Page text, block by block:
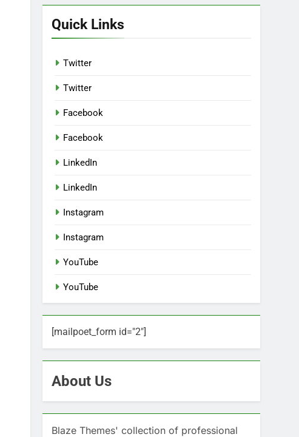
Quick Links
Twitter
Twitter
Facebook
Facebook
LinkedIn
LinkedIn
Instagram
Instagram
YouTube
YouTube
[mailpoet_form id="2"]
About Us
Blaze Themes' collection of professional